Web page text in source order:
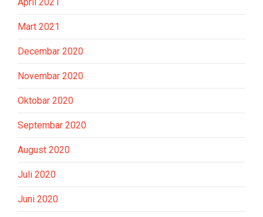
Mart 2021
Decembar 2020
Novembar 2020
Oktobar 2020
Septembar 2020
August 2020
Juli 2020
Juni 2020